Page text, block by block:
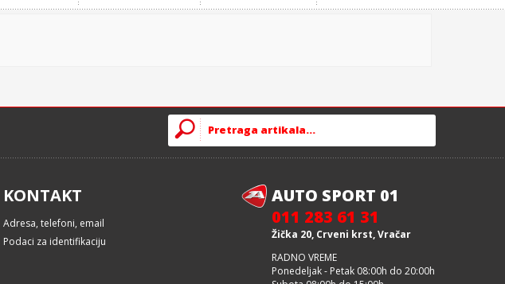
KONTAKT
Adresa, telefoni, email
Podaci za identifikaciju
AUTO SPORT 01
011 283 61 31
Žička 20, Crveni krst, Vračar
RADNO VREME
Ponedeljak - Petak 08:00h do 20:00h